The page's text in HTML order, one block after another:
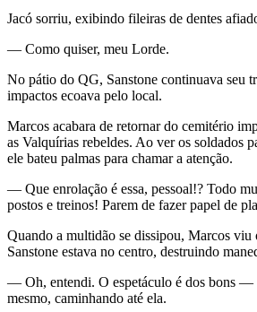
Jacó sorriu, exibindo fileiras de dentes
— Como quiser, meu Lorde.
No pátio do QG, Sanstone continuava seu
impactos ecoava pelo local.
Marcos acabara de retornar do cemitério
as Valquírias rebeldes. Ao ver os soldados
ele bateu palmas para chamar a atenção.
— Que enrolação é essa, pessoal!? Todo
postos e treinos! Parem de fazer papel de
Quando a multidão se dissipou, Marcos
Sanstone estava no centro, destruindo
— Oh, entendi. O espetáculo é dos bons —
mesmo, caminhando até ela.